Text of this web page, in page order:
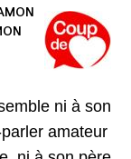
ni à son
amateur